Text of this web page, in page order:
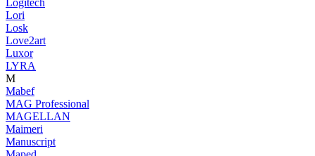
Logitech
Lori
Losk
Love2art
Luxor
LYRA
M
Mabef
MAG Professional
MAGELLAN
Maimeri
Manuscript